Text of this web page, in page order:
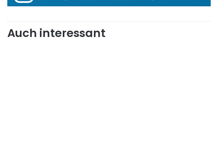
Auch interessant